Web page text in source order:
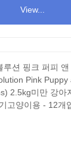
View...